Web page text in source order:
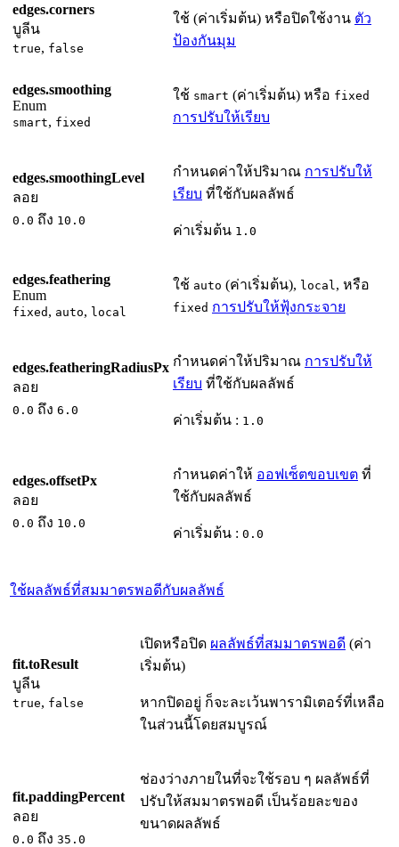
edges.corners
บูลีน
true, false
ใช้ (ค่าเริ่มต้น) หรือปิดใช้งาน ตัว
ป้องกันมุม
edges.smoothing
Enum
smart, fixed
ใช้ smart (ค่าเริ่มต้น) หรือ fixed
การปรับให้เรียบ
edges.smoothingLevel
ลอย
0.0 ถึง 10.0
กำหนดค่าให้ปริมาณ การปรับให้
เรียบ ที่ใช้กับผลลัพธ์
ค่าเริ่มต้น 1.0
edges.feathering
Enum
fixed , auto, local
ใช้ auto (ค่าเริ่มต้น), local , หรือ
fixed การปรับให้ฟุ้งกระจาย
edges.featheringRadiusPx
ลอย
0.0 ถึง 6.0
กำหนดค่าให้ปริมาณ การปรับให้
เรียบ ที่ใช้กับผลลัพธ์
ค่าเริ่มต้น : 1.0
edges.offsetPx
ลอย
0.0 ถึง 10.0
กำหนดค่าให้ ออฟเซ็ตขอบเขต ที่
ใช้กับผลลัพธ์
ค่าเริ่มต้น : 0.0
ใช้ผลลัพธ์ที่สมมาตรพอดีกับผลลัพธ์
fit.toResult
บูลีน
true, false
เปิดหรือปิด ผลลัพธ์ที่สมมาตรพอดี (ค่า
เริ่มต้น)
หากปิดอยู่ ก็จะละเว้นพารามิเตอร์ที่เหลือ
ในส่วนนี้โดยสมบูรณ์
fit.paddingPercent
ลอย
0.0 ถึง 35.0
ช่องว่างภายในที่จะใช้รอบ ๆ ผลลัพธ์ที่
ปรับให้สมมาตรพอดี เป็นร้อยละของ
ขนาดผลลัพธ์